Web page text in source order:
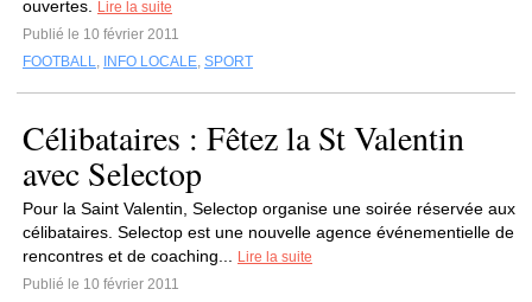
ouvertes.
Lire la suite
Publié le 10 février 2011
FOOTBALL, INFO LOCALE, SPORT
Célibataires : Fêtez la St Valentin
avec Selectop
Pour la Saint Valentin, Selectop organise une soirée réservée aux
célibataires. Selectop est une nouvelle agence événementielle de
rencontres et de coaching...
Lire la suite
Publié le 10 février 2011